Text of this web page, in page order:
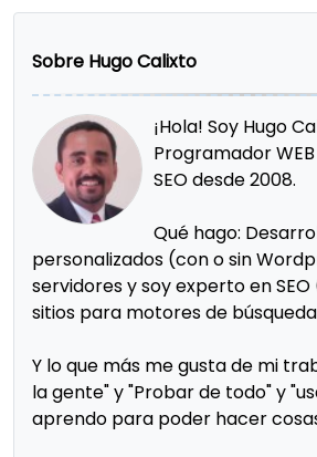
Sobre Hugo Calixto
¡Hola! Soy Hugo
Programador
SEO desde 2008.
Qué hago:
personalizados (con o sin
servidores y soy experto en
sitios para motores de
Y lo que más me gusta de mi
la gente" y "Probar de todo" y
aprendo para poder hacer